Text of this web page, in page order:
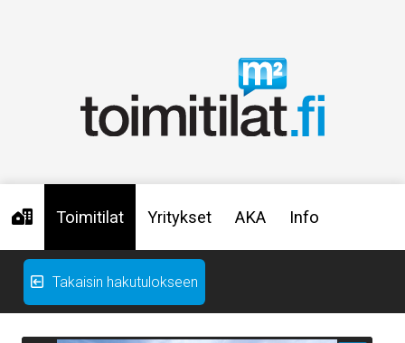
Toimitilat Yritykset AKA Info
Takaisin hakutulokseen